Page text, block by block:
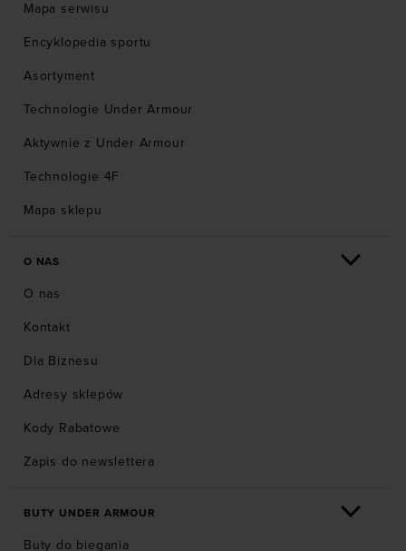
Mapa serwisu
Encyklopedia sportu
Asortyment
Technologie Under Armour
Aktywnie z Under Armour
Technologie 4F
Mapa sklepu
O NAS
O nas
Kontakt
Dla Biznesu
Adresy sklepów
Kody Rabatowe
Zapis do newslettera
BUTY UNDER ARMOUR
Buty do biegania